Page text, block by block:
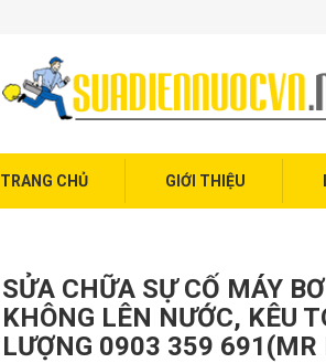
TRANG CHỦ GIỚI THIỆU
SỬA CHỮA SỰ CỐ MÁY
KHÔNG LÊN NƯỚC, KÊU
LƯỢNG 0903 359 691(MR